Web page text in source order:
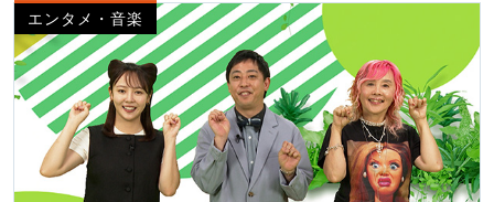
エンタメ・音楽